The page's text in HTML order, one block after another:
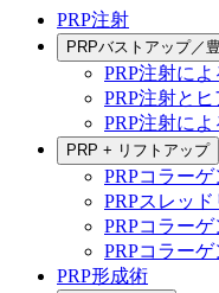
PRP注射
PRPバストアップ／
PRP注射に
PRP注射と
PRP注射に
PRP + リフトアップ
PRPコラーゲ
PRPスレッド
PRPコラー
PRPコラー
PRP形成術